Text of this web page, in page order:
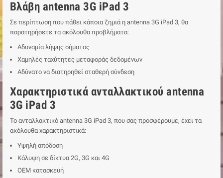
Βλάβη antenna 3G iPad 3
Σε περίπτωση που πάθει κάποια ζημιά η antenna 3G iPad 3, θα
παρατηρήσετε τα ακόλουθα προβλήματα:
Αδυναμία λήψης σήματος
Χαμηλές ταχύτητες μεταφοράς δεδομένων
Αδύνατο να διατηρηθεί σταθερή σύνδεση
Χαρακτηριστικά ανταλλακτικού antenna
3G iPad 3
Το ανταλλακτικό antenna 3G iPad 3, που σας προσφέρουμε, έχει τα
ακόλουθα χαρακτηριστικά:
Υψηλή απόδοση
Κάλυψη σε δίκτυα 2G, 3G και 4G
ΟΕΜ κατασκευή